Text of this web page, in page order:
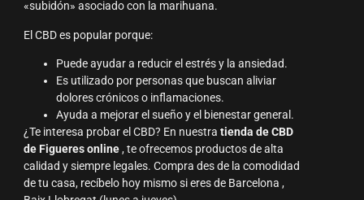
«subidón» asociado con la marihuana.
El CBD es popular porque:
Puede ayudar a reducir el estrés y la ansiedad.
Es utilizado por personas que buscan aliviar
dolores crónicos o inflamaciones.
Ayuda a mejorar el sueño y el bienestar general.
¿Te interesa probar el CBD? En nuestra tienda de CBD
de Figueres online, te ofrecemos productos de alta
calidad y siempre legales. Compra des de la comodidad
de tu casa, recíbelo hoy mismo si eres de Barcelona ,